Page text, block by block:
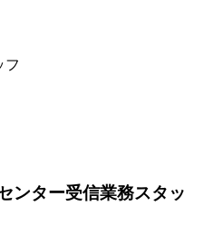
フ
ンター受信業務スタッ